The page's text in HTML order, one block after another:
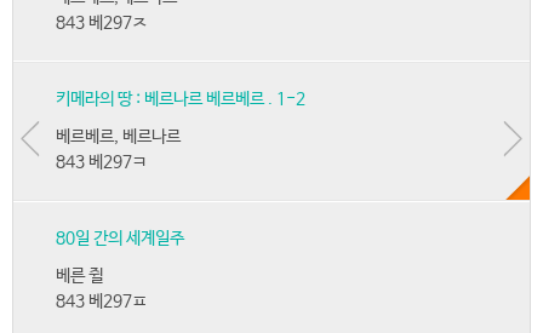
843 베297ㅈ
키메라의 땅 : 베르나르 베르베르 . 1-2
베르베르, 베르나르
843 베297ㅋ
80일 간의 세계일주
베른 쥘
843 베297ㅍ